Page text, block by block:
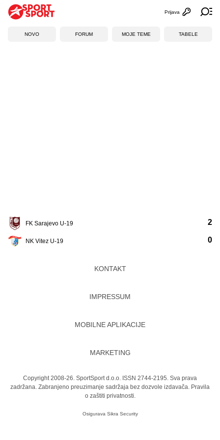
Otvori
Prijava
NOVO FORUM MOJE TEME TABELE
FK Sarajevo U-19
NK Vitez U-19
2
0
KONTAKT
IMPRESSUM
MOBILNE APLIKACIJE
MARKETING
Copyright 2008-26. SportSport d.o.o. ISSN 2744-2195. Sva prava
zadržana. Zabranjeno preuzimanje sadržaja bez dozvole izdavača. Pravila
o zaštiti privatnosti.
Osigurava Sikra Security